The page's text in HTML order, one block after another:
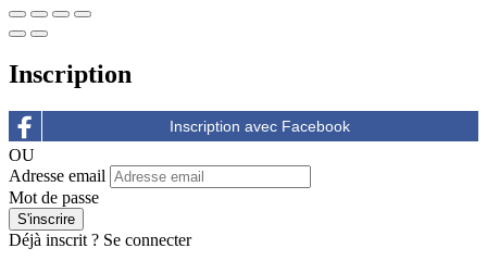
Inscription
OU
Adresse email
Mot de passe
Déjà inscrit ? Se connecter